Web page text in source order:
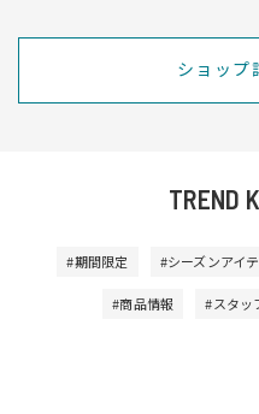
ショップ
TREND
#期間限定 #シーズンアイ
#商品情報 #スタッ